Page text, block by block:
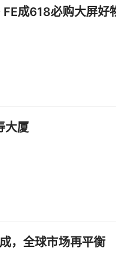
成618必购大屏好
大厦
，全球市场再平衡